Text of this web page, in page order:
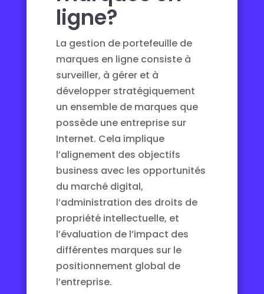
ligne?
La gestion de portefeuille de
marques en ligne consiste à
surveiller, à gérer et à
développer stratégiquement
un ensemble de marques que
possède une entreprise sur
Internet. Cela implique
l’alignement des objectifs
business avec les opportunités
du marché digital,
l’administration des droits de
propriété intellectuelle, et
l’évaluation de l’impact des
différentes marques sur le
positionnement global de
l’entreprise.